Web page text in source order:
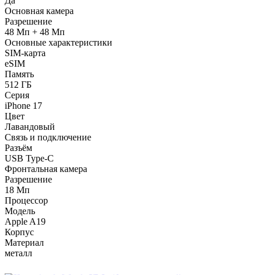
Основная камера
Разрешение
48 Мп + 48 Мп
Основные характеристики
SIM-карта
eSIM
Память
512 ГБ
Серия
iPhone 17
Цвет
Лавандовый
Связь и подключение
Разъём
USB Type-C
Фронтальная камера
Разрешение
18 Мп
Процессор
Модель
Apple A19
Корпус
Материал
металл